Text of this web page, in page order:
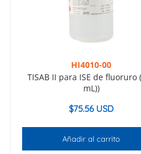
HI4010-00
TISAB II para ISE de fluoruro
mL))
$75.56 USD
Añadir al carrito